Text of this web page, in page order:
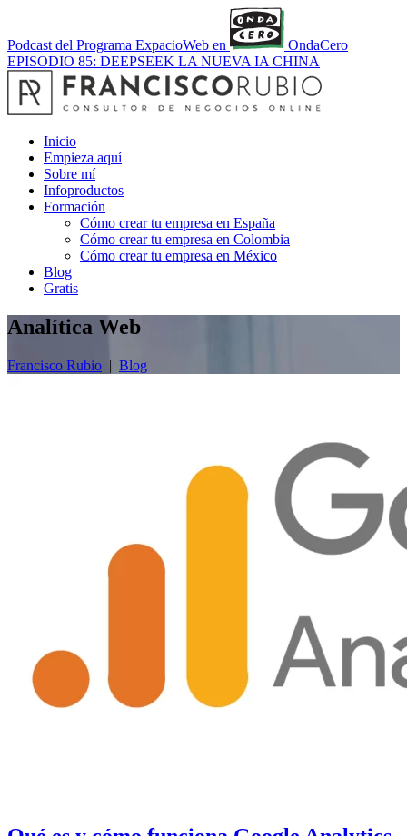
Podcast del Programa ExpacioWeb en
OndaCero
EPISODIO 85: DEEPSEEK LA NUEVA IA CHINA
Inicio
Empieza aquí
Sobre mí
Infoproductos
Formación
Cómo crear tu empresa en España
Cómo crear tu empresa en Colombia
Cómo crear tu empresa en México
Blog
Gratis
Analítica Web
Francisco Rubio | Blog